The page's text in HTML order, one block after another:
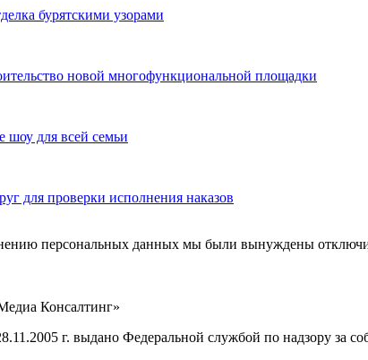
бурятскими узорами
новой многофункциональной площадки
шоу для всей семьи
для проверки исполнения наказов
персональных данных мы были вынуждены
Консалтинг»
г. выдано Федеральной службой по надзору за